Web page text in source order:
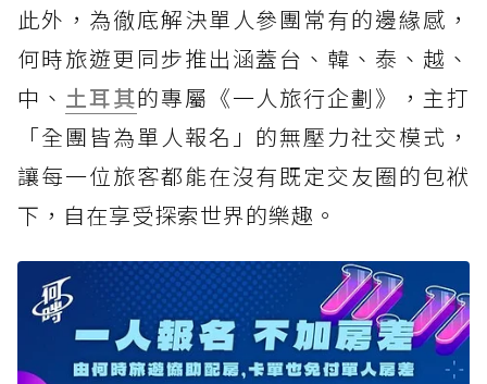
此外，為徹底解決單人參團常有的邊緣感，
何時旅遊更同步推出涵蓋台、韓、泰、越、
中、 土耳其的專屬《一人旅行企劃》，主打
「全團皆為單人報名」的無壓力社交模式，
讓每一位旅客都能在沒有既定交友圈的包袱
下，自在享受探索世界的樂趣。